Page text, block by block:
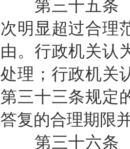
第三十五条
次明显超过合理
由。行政机关认
处理；行政机关
第三十三条规定
答复的合理期限
第三十六条